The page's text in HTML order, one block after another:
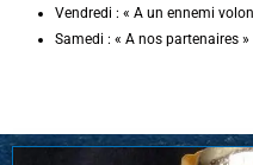
Vendredi : « A un ennemi
Samedi : « A nos partenaires »